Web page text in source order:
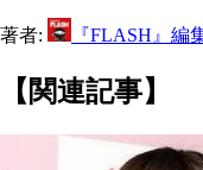
著者: 『FLASH』編
【関連記事】